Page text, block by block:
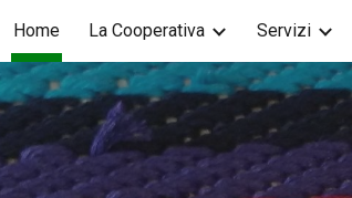
Skip to main content
Home La Cooperativa Servizi